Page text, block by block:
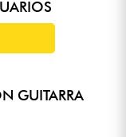
GUITARRA